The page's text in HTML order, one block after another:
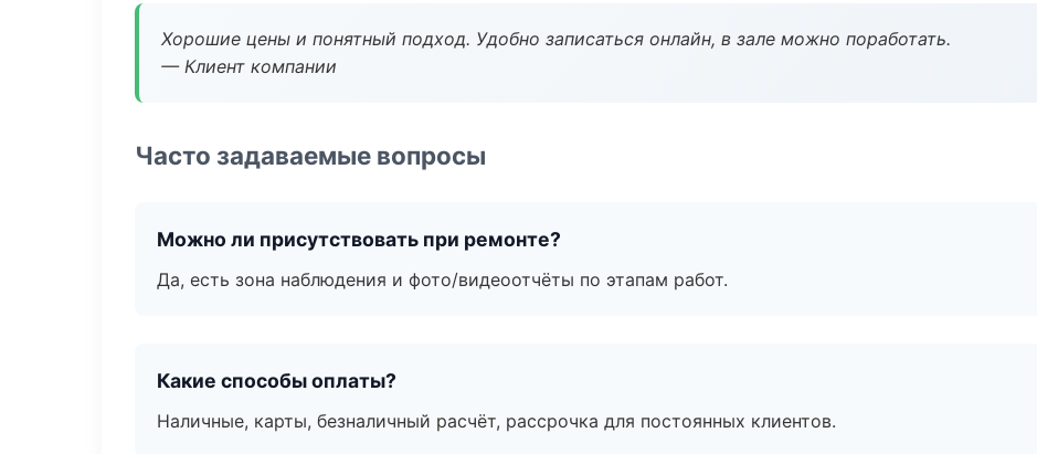
Хорошие цены и понятный подход. Удобно записаться онлайн, в зале можно поработать.
— Клиент компании
Часто задаваемые вопросы
Можно ли присутствовать при ремонте?
Да, есть зона наблюдения и фото/видеоотчёты по этапам работ.
Какие способы оплаты?
Наличные, карты, безналичный расчёт, рассрочка для постоянных клиентов.